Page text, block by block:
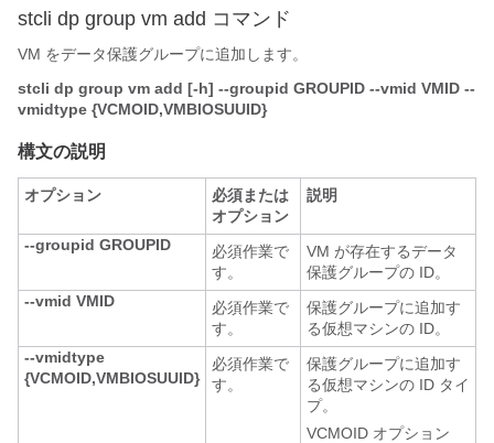
stcli dp group vm add コマンド
VM をデータ保護グループに追加します。
stcli dp group vm add [-h] --groupid GROUPID --vmid VMID --
vmidtype {VCMOID,VMBIOSUUID}
構文の説明
オプション
必須または
オプション
説明
--groupid GROUPID
必須作業で
す。
VM が存在するデータ
保護グループの ID。
--vmid VMID
必須作業で
す。
保護グループに追加す
る仮想マシンの ID。
--vmidtype
{VCMOID,VMBIOSUUID}
必須作業で
す。
保護グループに追加す
る仮想マシンの ID タイ
プ。
VCMOID オプション